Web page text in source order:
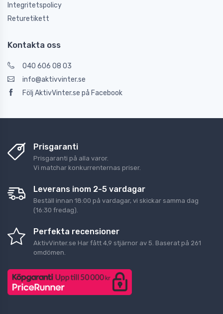
Integritetspolicy
Returetikett
Kontakta oss
040 606 08 03
info@aktivvinter.se
Följ AktivVinter.se på Facebook
Prisgaranti
Prisgaranti på alla varor.
Vi matchar konkurrenternas priser.
Leverans inom 2-5 vardagar
Beställ innan 18:00 på vardagar, vi skickar samma dag
(16:30 fredag).
Perfekta recensioner
AktivVinter.se Har fått 4,9 stjärnor av 5 . Baserat på 261
omdömen.